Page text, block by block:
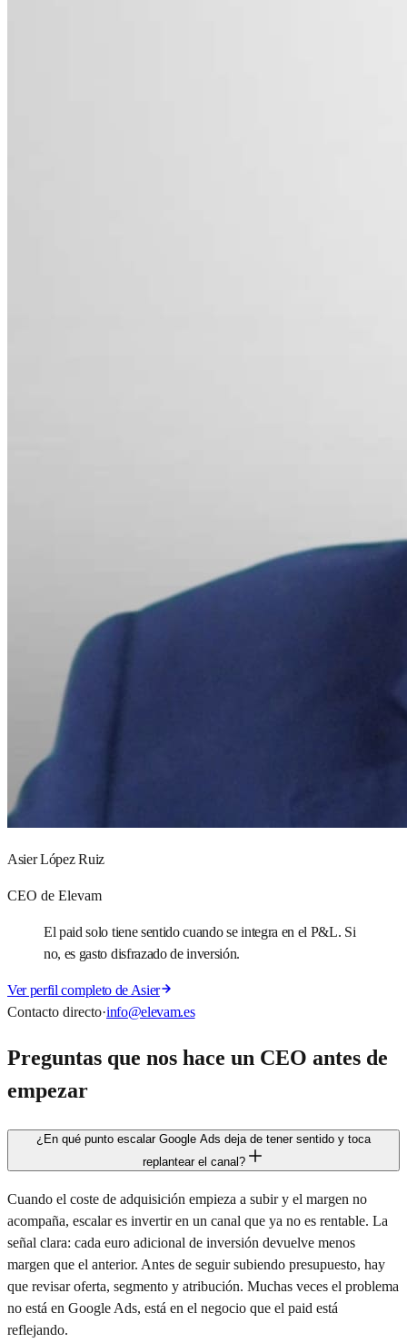
Asier López Ruiz
CEO de Elevam
El paid solo tiene sentido cuando se integra en el P&L. Si
no, es gasto disfrazado de inversión.
Ver perfil completo de Asier
Contacto directo·info@elevam.es
Preguntas que nos hace un CEO antes de
empezar
¿En qué punto escalar Google Ads deja de tener sentido y toca
replantear el canal?
Cuando el coste de adquisición empieza a subir y el margen no
acompaña, escalar es invertir en un canal que ya no es rentable. La
señal clara: cada euro adicional de inversión devuelve menos
margen que el anterior. Antes de seguir subiendo presupuesto, hay
que revisar oferta, segmento y atribución. Muchas veces el problema
no está en Google Ads, está en el negocio que el paid está
reflejando.